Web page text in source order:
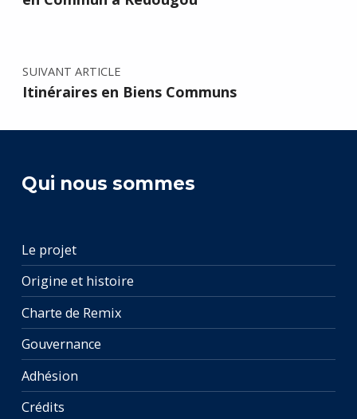
SUIVANT ARTICLE
Itinéraires en Biens Communs
Qui nous sommes
Le projet
Origine et histoire
Charte de Remix
Gouvernance
Adhésion
Crédits